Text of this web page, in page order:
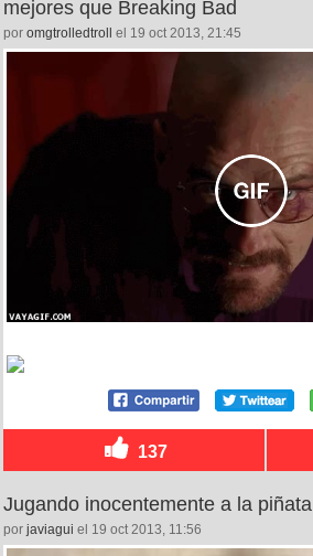
mejores que Breaking Bad
por omgtrolledtroll el 19 oct 2013, 21:45
137
Jugando inocentemente a la piñata
por javiagui el 19 oct 2013, 11:56